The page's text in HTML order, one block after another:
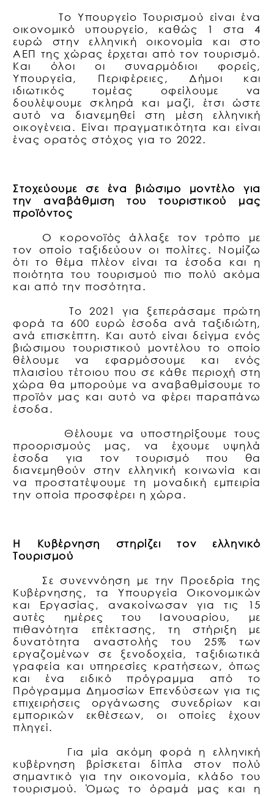
Το Υπουργείο Τουρισμού είναι ένα
οικονομικό υπουργείο, καθώς 1 στα 4
ευρώ στην ελληνική οικονομία και στο
ΑΕΠ της χώρας έρχεται από τον τουρισμό.
Και όλοι οι συναρμόδιοι φορείς,
Υπουργεία, Περιφέρειες, Δήμοι και
ιδιωτικός τομέας οφείλουμε να
δουλέψουμε σκληρά και μαζί, έτσι ώστε
αυτό να διανεμηθεί στη μέση ελληνική
οικογένεια. Είναι πραγματικότητα και είναι
ένας ορατός στόχος για το 2022.
Στοχεύουμε σε ένα βιώσιμο μοντέλο για
την αναβάθμιση του τουριστικού μας
προϊόντος
Ο κορονοϊός άλλαξε τον τρόπο με
τον οποίο ταξιδεύουν οι πολίτες. Νομίζω
ότι το θέμα πλέον είναι τα έσοδα και η
ποιότητα του τουρισμού πιο πολύ ακόμα
και από την ποσότητα.
Το 2021 για ξεπεράσαμε πρώτη
φορά τα 600 ευρώ έσοδα ανά ταξιδιώτη,
ανά επισκέπτη. Και αυτό είναι δείγμα ενός
βιώσιμου τουριστικού μοντέλου το οποίο
θέλουμε να εφαρμόσουμε και ενός
πλαισίου τέτοιου που σε κάθε περιοχή στη
χώρα θα μπορούμε να αναβαθμίσουμε το
προϊόν μας και αυτό να φέρει παραπάνω
έσοδα.
Θέλουμε να υποστηρίξουμε τους
προορισμούς μας, να έχουμε υψηλά
έσοδα για τον τουρισμό που θα
διανεμηθούν στην ελληνική κοινωνία και
να προστατέψουμε τη μοναδική εμπειρία
την οποία προσφέρει η χώρα.
Η Κυβέρνηση στηρίζει τον ελληνικό
Τουρισμού
Σε συνεννόηση με την Προεδρία της
Κυβέρνησης, τα Υπουργεία Οικονομικών
και Εργασίας, ανακοίνωσαν για τις 15
αυτές ημέρες του Ιανουαρίου, με
πιθανότητα επέκτασης, τη στήριξη με
δυνατότητα αναστολής του 25% των
εργαζομένων σε ξενοδοχεία, ταξιδιωτικά
γραφεία και υπηρεσίες κρατήσεων, όπως
και ένα ειδικό πρόγραμμα από το
Πρόγραμμα Δημοσίων Επενδύσεων για τις
επιχειρήσεις οργάνωσης συνεδρίων και
εμπορικών εκθέσεων, οι οποίες έχουν
πληγεί.
Για μία ακόμη φορά η ελληνική
κυβέρνηση βρίσκεται δίπλα στον πολύ
σημαντικό για την οικονομία, κλάδο του
τουρισμού. Όμως το όραμά μας και η